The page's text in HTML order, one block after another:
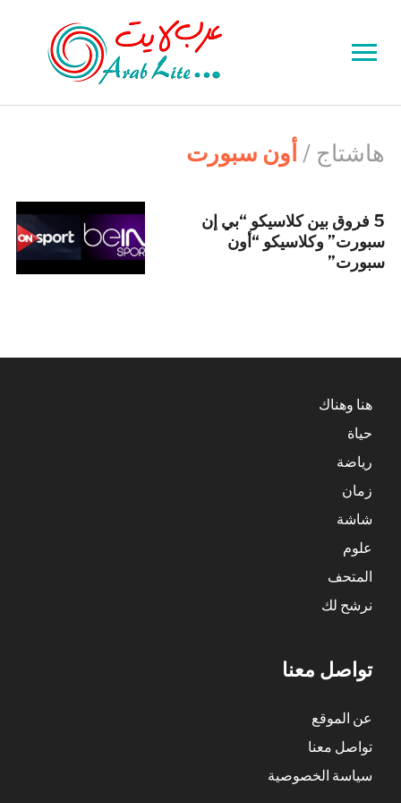
Toggle
navigation
هاشتاج / أون سبورت
5 فروق بين كلاسيكو “بي إن
سبورت” وكلاسيكو “أون
سبورت”
هنا وهناك
حياة
رياضة
زمان
شاشة
علوم
المتحف
نرشح لك
تواصل معنا
عن الموقع
تواصل معنا
سياسة الخصوصية